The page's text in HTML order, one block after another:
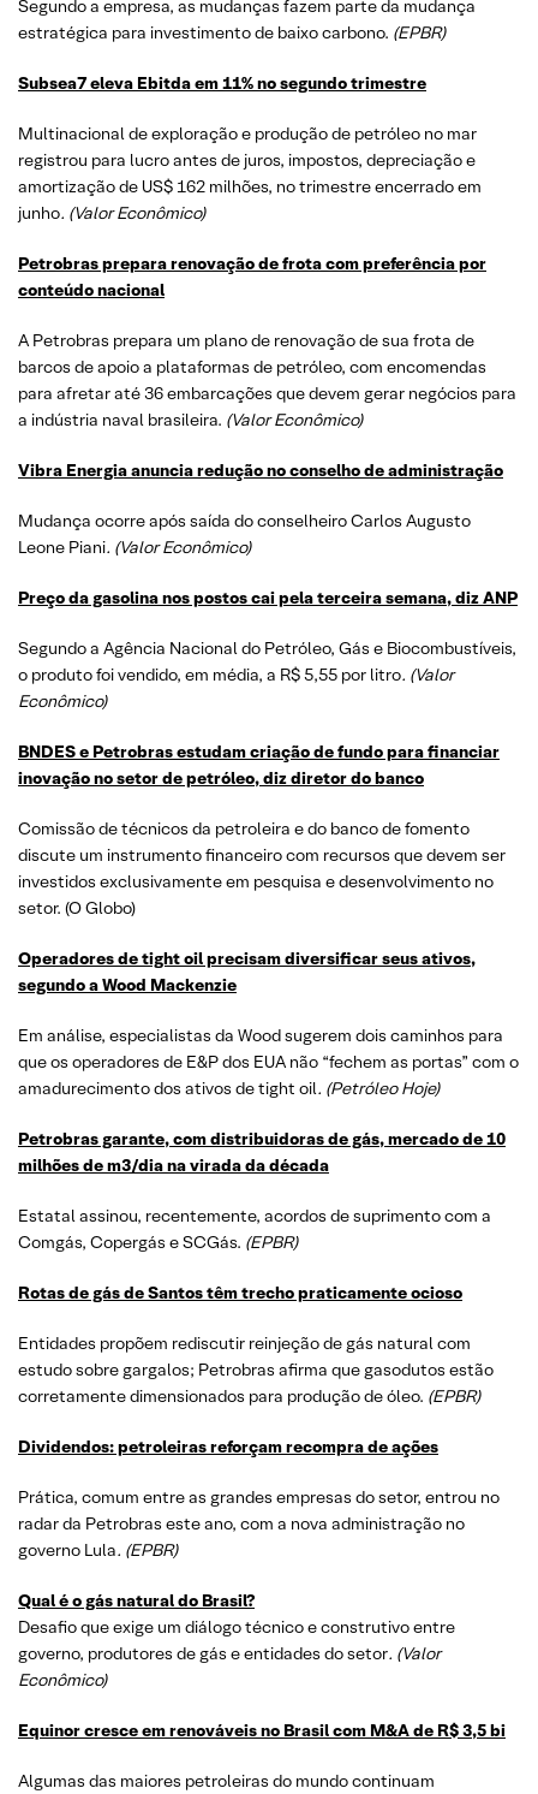
Segundo a empresa, as mudanças fazem parte da mudança
estratégica para investimento de baixo carbono. (EPBR)
Subsea7 eleva Ebitda em 11% no segundo trimestre
Multinacional de exploração e produção de petróleo no mar
registrou para lucro antes de juros, impostos, depreciação e
amortização de US$ 162 milhões, no trimestre encerrado em
junho. (Valor Econômico)
Petrobras prepara renovação de frota com preferência por
conteúdo nacional
A Petrobras prepara um plano de renovação de sua frota de
barcos de apoio a plataformas de petróleo, com encomendas
para afretar até 36 embarcações que devem gerar negócios para
a indústria naval brasileira. (Valor Econômico)
Vibra Energia anuncia redução no conselho de administração
Mudança ocorre após saída do conselheiro Carlos Augusto
Leone Piani. (Valor Econômico)
Preço da gasolina nos postos cai pela terceira semana, diz ANP
Segundo a Agência Nacional do Petróleo, Gás e Biocombustíveis,
o produto foi vendido, em média, a R$ 5,55 por litro. (Valor
Econômico)
BNDES e Petrobras estudam criação de fundo para financiar
inovação no setor de petróleo, diz diretor do banco
Comissão de técnicos da petroleira e do banco de fomento
discute um instrumento financeiro com recursos que devem ser
investidos exclusivamente em pesquisa e desenvolvimento no
setor. (O Globo)
Operadores de tight oil precisam diversificar seus ativos,
segundo a Wood Mackenzie
Em análise, especialistas da Wood sugerem dois caminhos para
que os operadores de E&P dos EUA não “fechem as portas” com o
amadurecimento dos ativos de tight oil. (Petróleo Hoje)
Petrobras garante, com distribuidoras de gás, mercado de 10
milhões de m3/dia na virada da década
Estatal assinou, recentemente, acordos de suprimento com a
Comgás, Copergás e SCGás. (EPBR)
Rotas de gás de Santos têm trecho praticamente ocioso
Entidades propõem rediscutir reinjeção de gás natural com
estudo sobre gargalos; Petrobras afirma que gasodutos estão
corretamente dimensionados para produção de óleo. (EPBR)
Dividendos: petroleiras reforçam recompra de ações
Prática, comum entre as grandes empresas do setor, entrou no
radar da Petrobras este ano, com a nova administração no
governo Lula. (EPBR)
Qual é o gás natural do Brasil?
Desafio que exige um diálogo técnico e construtivo entre
governo, produtores de gás e entidades do setor. (Valor
Econômico)
Equinor cresce em renováveis no Brasil com M&A de R$ 3,5 bi
Algumas das maiores petroleiras do mundo continuam